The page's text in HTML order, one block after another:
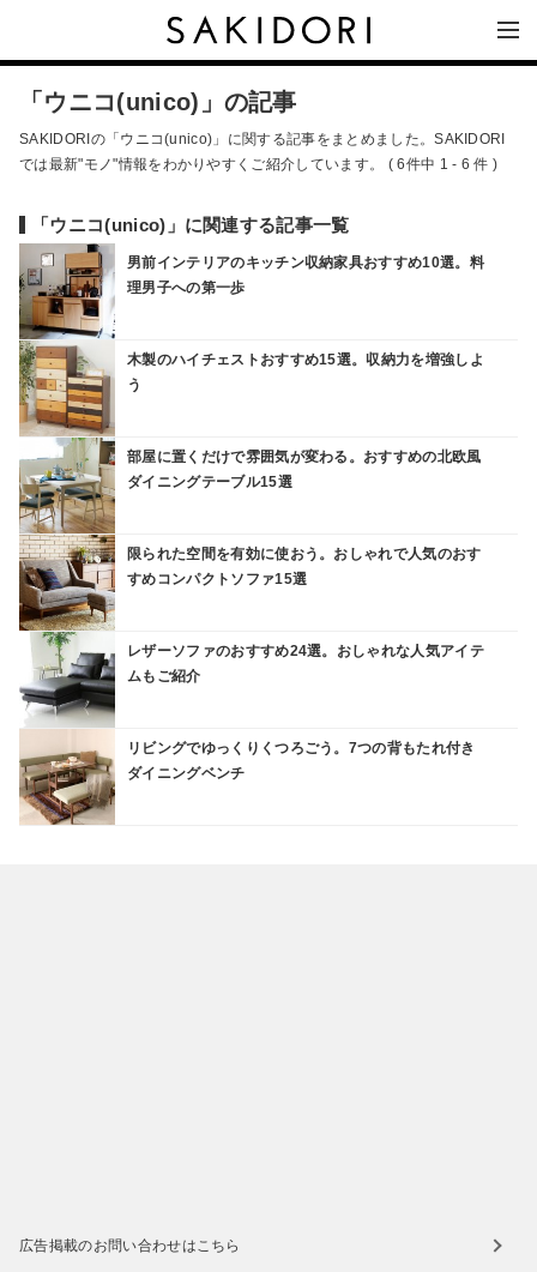
「ウニコ(unico)」の記事
SAKIDORIの「ウニコ(unico)」に関する記事をまとめました。SAKIDORI
では最新"モノ"情報をわかりやすくご紹介しています。 ( 6件中 1 - 6 件 )
「ウニコ(unico)」に関連する記事一覧
男前インテリアのキッチン収納家具おすすめ10選。料
理男子への第一歩
木製のハイチェストおすすめ15選。収納力を増強しよ
う
部屋に置くだけで雰囲気が変わる。おすすめの北欧風
ダイニングテーブル15選
限られた空間を有効に使おう。おしゃれで人気のおす
すめコンパクトソファ15選
レザーソファのおすすめ24選。おしゃれな人気アイテ
ムもご紹介
リビングでゆっくりくつろごう。7つの背もたれ付き
ダイニングベンチ
広告掲載のお問い合わせはこちら